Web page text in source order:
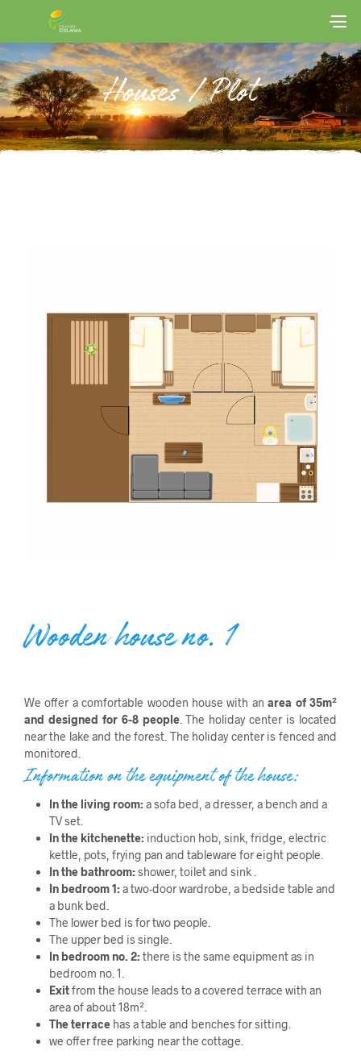
Houses / Plot
Wooden house no. 1
We offer a comfortable wooden house with anarea of 35m²
and designed for 6-8 people. The holiday center is located
near the lake and the forest. The holiday center is fenced and
monitored.
Information on the equipment of the house:
In the living room:a sofa bed, a dresser, a bench and a
TV set.
In the kitchenette:induction hob, sink, fridge, electric
kettle, pots, frying pan and tableware for eight people.
In the bathroom:shower, toilet and sink .
In bedroom 1:a two-door wardrobe, a bedside table and
a bunk bed.
The lower bed is for two people.
The upper bed is single.
In bedroom no. 2:there is the same equipment as in
bedroom no. 1.
Exitfrom the house leads to a covered terrace with an
area of ​​about 18m².
The terracehas a table and benches for sitting.
we offer free parking near the cottage.